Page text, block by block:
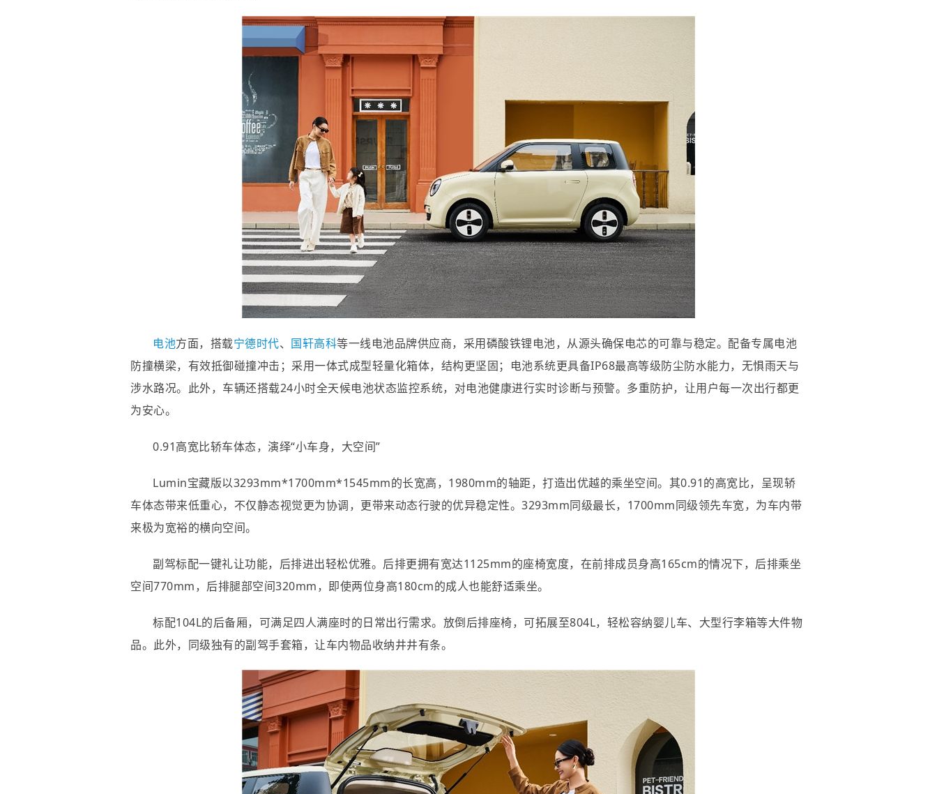
电池方面，搭载宁德时代、 国轩高科等一线电池品牌供应商，采用磷酸铁锂电池，从源头确保电芯的可靠与稳定。配备专属电池
防撞横梁，有效抵御碰撞冲击；采用一体式成型轻量化箱体，结构更坚固；电池系统更具备IP68最高等级防尘防水能力，无惧雨天与
涉水路况。此外，车辆还搭载24小时全天候电池状态监控系统，对电池健康进行实时诊断与预警。多重防护，让用户每一次出行都更
为安心。
0.91高宽比轿车体态，演绎“小车身，大空间”
Lumin宝藏版以3293mm*1700mm*1545mm的长宽高，1980mm的轴距，打造出优越的乘坐空间。其0.91的高宽比，呈现轿
车体态带来低重心，不仅静态视觉更为协调，更带来动态行驶的优异稳定性。3293mm同级最长，1700mm同级领先车宽，为车内带
来极为宽裕的横向空间。
副驾标配一键礼让功能，后排进出轻松优雅。后排更拥有宽达1125mm的座椅宽度，在前排成员身高165cm的情况下，后排乘坐
空间770mm，后排腿部空间320mm，即使两位身高180cm的成人也能舒适乘坐。
标配104L的后备厢，可满足四人满座时的日常出行需求。放倒后排座椅，可拓展至804L，轻松容纳婴儿车、大型行李箱等大件物
品。此外，同级独有的副驾手套箱，让车内物品收纳井井有条。